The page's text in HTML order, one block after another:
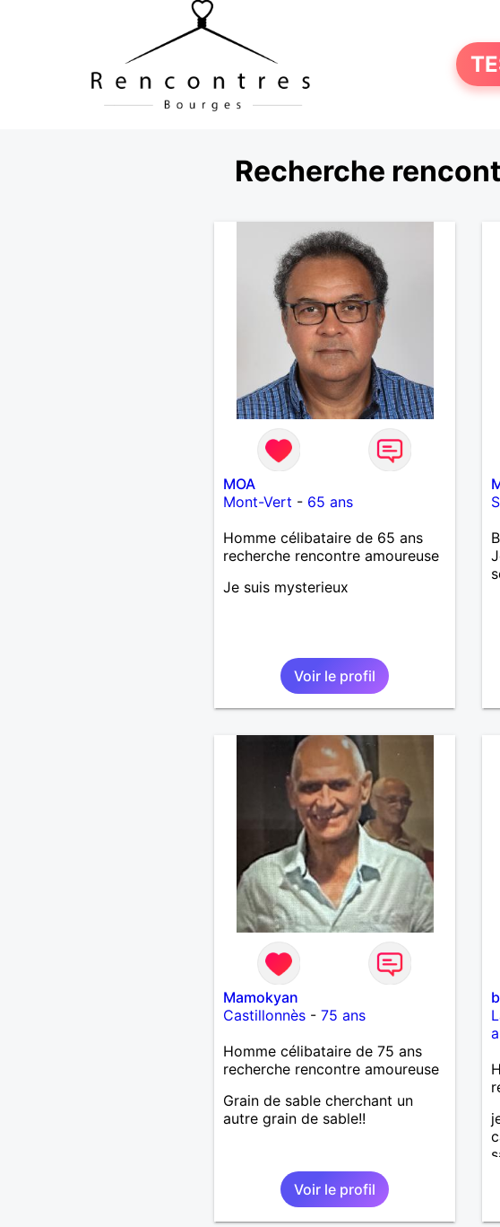
Recherche
MOA
Mont-Vert - 65 ans
Homme célibataire de 65 ans
recherche rencontre amoureuse
Je suis mysterieux
Voir le profil
Mamokyan
Castillonnès- 75 ans
Homme célibataire de 75 ans
recherche rencontre amoureuse
Grain de sable cherchant un
autre grain de sable!!
Voir le profil